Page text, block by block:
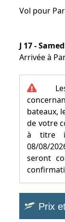
Vol pour
J 17 -
Arrivée à
Les
bateaux,
de votre
à titre
08/08/
seront
Prix